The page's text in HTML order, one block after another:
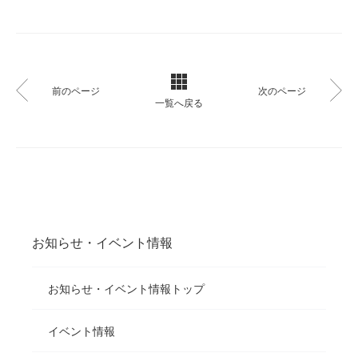
お知らせ・イベント情報
お知らせ・イベント情報トップ
イベント情報
前のページ
一覧へ戻る
次のページ